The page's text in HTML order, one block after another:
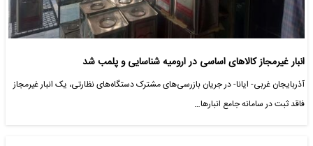
انبار غیرمجاز کالاهای اساسی در ارومیه شناسایی و پلمب شد
آذربایجان غربی- ایانا- در جریان بازرسی‌های مشترک دستگاه‌های نظارتی، یک انبار غیرمجاز
فاقد ثبت در سامانه جامع انبارها…